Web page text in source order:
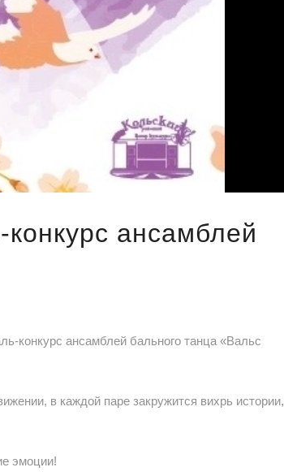
ансамблей
конкурс ансамблей бального танца «Вальс
в каждой паре закружится вихрь истории,
эмоции!